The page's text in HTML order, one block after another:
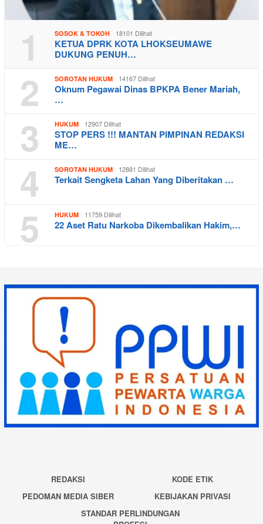
1 SOSOK & TOKOH 18101 Dilihat
KETUA DPRK KOTA LHOKSEUMAWE
DUKUNG PENUH…
2 SOROTAN HUKUM 14167 Dilihat
Oknum Pegawai Dinas BPKPA Bener Mariah,
…
3 HUKUM 12907 Dilihat
STOP PERS !!! MANTAN PIMPINAN REDAKSI
ME…
4 SOROTAN HUKUM 12881 Dilihat
Terkait Sengketa Lahan Yang Diberitakan …
5 HUKUM 11759 Dilihat
22 Aset Ratu Narkoba Dikembalikan Hakim,…
REDAKSI
KODE ETIK
PEDOMAN MEDIA SIBER
KEBIJAKAN PRIVASI
STANDAR PERLINDUNGAN